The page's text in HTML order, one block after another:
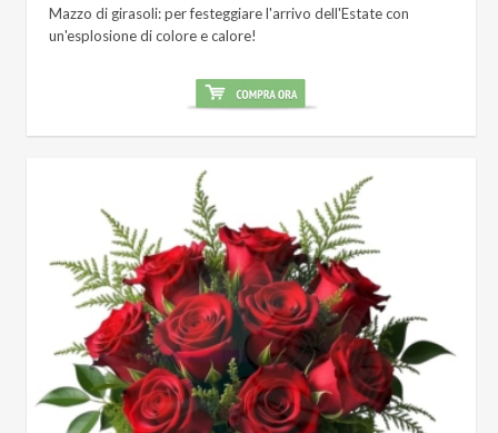
Mazzo di girasoli: per festeggiare l'arrivo dell'Estate con
un'esplosione di colore e calore!